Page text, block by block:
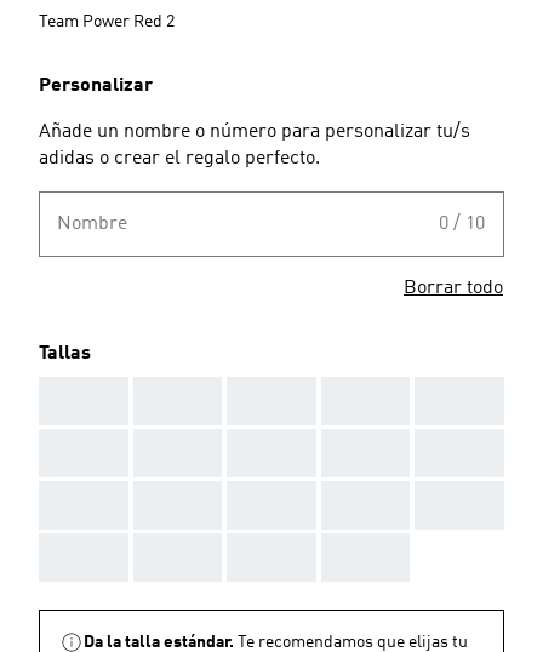
Team Power Red 2
Personalizar
Añade un nombre o número para personalizar tu/s
adidas o crear el regalo perfecto.
Nombre 0 / 10
Borrar todo
Tallas
Da la talla estándar.
Te recomendamos que elijas tu